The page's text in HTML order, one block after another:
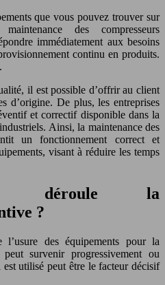
que vous pouvez trouver sur
des compresseurs
immédiatement aux besoins
continu en produits.
il est possible d’offrir au client
d’origine. De plus, les entreprises
et correctif disponible dans la
Ainsi, la maintenance des
un fonctionnement correct et
visant à réduire les temps
déroule la
?
des équipements pour la
survenir progressivement ou
utilisé peut être le facteur décisif